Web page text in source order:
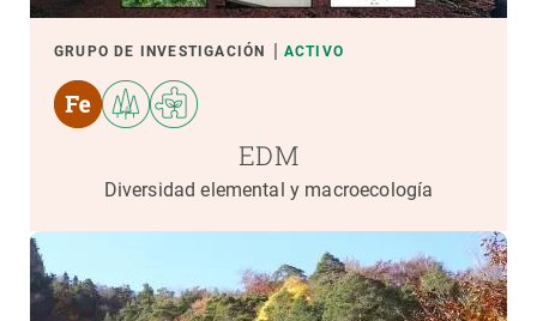
GRUPO DE INVESTIGACIÓN ACTIVO
EDM
Diversidad elemental y macroecología